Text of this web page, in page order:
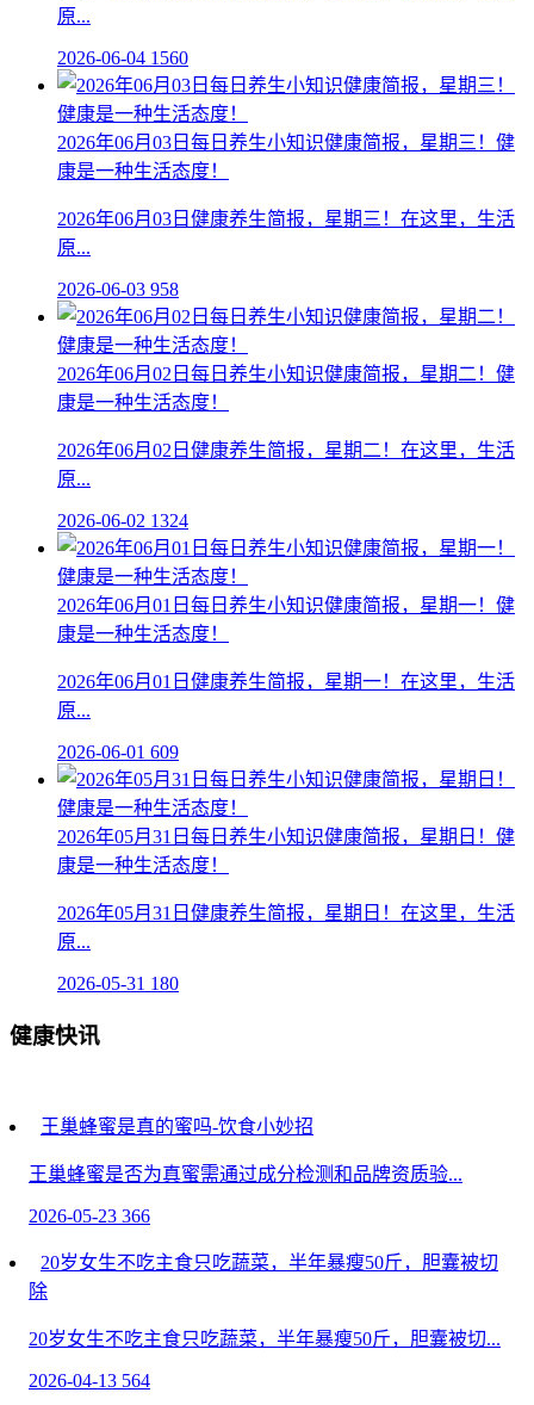
原...
2026-06-04 1560
2026年06月03日每日养生小知识健康简报，星期三！健
康是一种生活态度！
2026年06月03日健康养生简报，星期三！在这里，生活
原...
2026-06-03 958
2026年06月02日每日养生小知识健康简报，星期二！健
康是一种生活态度！
2026年06月02日健康养生简报，星期二！在这里，生活
原...
2026-06-02 1324
2026年06月01日每日养生小知识健康简报，星期一！健
康是一种生活态度！
2026年06月01日健康养生简报，星期一！在这里，生活
原...
2026-06-01 609
2026年05月31日每日养生小知识健康简报，星期日！健
康是一种生活态度！
2026年05月31日健康养生简报，星期日！在这里，生活
原...
2026-05-31 180
健康快讯
王巢蜂蜜是真的蜜吗-饮食小妙招
王巢蜂蜜是否为真蜜需通过成分检测和品牌资质验...
2026-05-23 366
20岁女生不吃主食只吃蔬菜，半年暴瘦50斤，胆囊被切
除
20岁女生不吃主食只吃蔬菜，半年暴瘦50斤，胆囊被切...
2026-04-13 564